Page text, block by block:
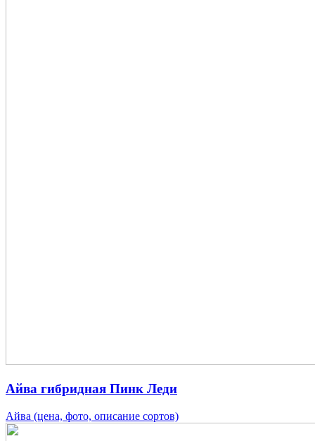
Айва гибридная Пинк Леди
Айва (цена, фото, описание сортов)